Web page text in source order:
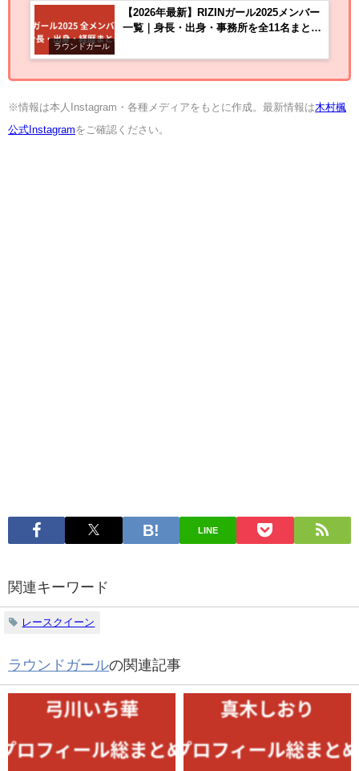
ラウンドガール
【2026年最新】RIZINガール2025メンバー
一覧｜身長・出身・事務所を全11名まとめ
※情報は本人Instagram・各種メディアをもとに作成。最新情報は木村楓
公式Instagramをご確認ください。
LINE
関連キーワード
レースクイーン
ラウンドガールの関連記事